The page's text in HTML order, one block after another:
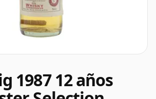
1987 12 años